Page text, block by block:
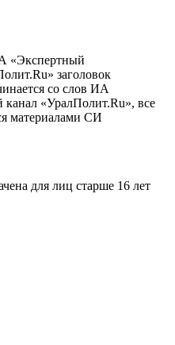
«Экспертный
заголовок
со слов ИА
«УралПолит.Ru», все
материалами СИ
для лиц старше 16 лет